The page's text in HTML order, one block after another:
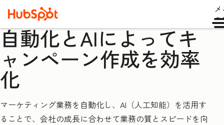
自動化とAIによってキ
ャンペーン作成を効率
化
マーケティング業務を自動化し、AI（人工知能）を活用す
ることで、会社の成長に合わせて業務の質とスピードを向